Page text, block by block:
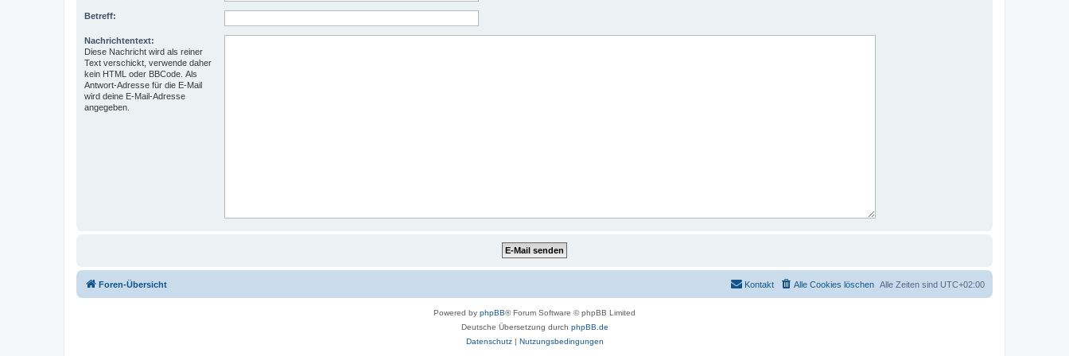
Betreff:
Nachrichtentext:
Diese Nachricht wird als reiner
Text verschickt, verwende daher
kein HTML oder BBCode. Als
Antwort-Adresse für die E-Mail
wird deine E-Mail-Adresse
angegeben.
Foren-Übersicht Alle Zeiten sind UTC+02:00
Alle Cookies löschen
Kontakt
Powered by phpBB® Forum Software © phpBB Limited
Deutsche Übersetzung durch phpBB.de
Datenschutz| Nutzungsbedingungen